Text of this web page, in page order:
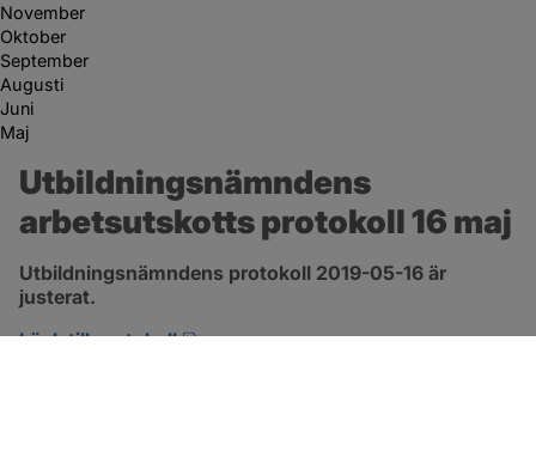
November
Oktober
September
Augusti
Juni
Maj
Utbildningsnämndens
arbetsutskotts protokoll 16 maj
Utbildningsnämndens protokoll 2019-05-16 är
justerat.
Länk till protokoll
pdf, 166.3 kB, öppnas i nytt fönster.